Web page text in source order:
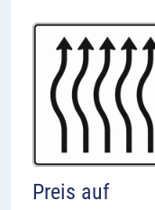
Preis auf